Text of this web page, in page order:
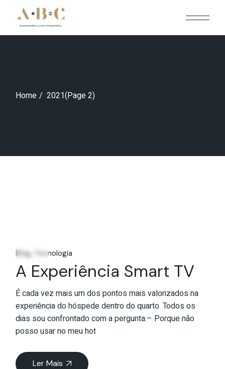
content
Home 2021(Page 2)
Blog Tecnologia
A Experiência Smart TV
É cada vez mais um dos pontos mais valorizados na
experiência do hóspede dentro do quarto. Todos os
dias sou confrontado com a pergunta:– Porque não
posso usar no meu hot
Ler Mais